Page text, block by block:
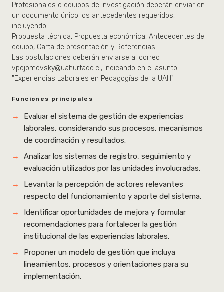
Profesionales o equipos de investigación deberán enviar en
un documento único los antecedentes requeridos,
incluyendo:
Propuesta técnica, Propuesta económica, Antecedentes del
equipo, Carta de presentación y Referencias.
Las postulaciones deberán enviarse al correo
vpojomovsky@uahurtado.cl, indicando en el asunto:
"Experiencias Laborales en Pedagogías de la UAH"
Funciones principales
Evaluar el sistema de gestión de experiencias
laborales, considerando sus procesos, mecanismos
de coordinación y resultados.
Analizar los sistemas de registro, seguimiento y
evaluación utilizados por las unidades involucradas.
Levantar la percepción de actores relevantes
respecto del funcionamiento y aporte del sistema.
Identificar oportunidades de mejora y formular
recomendaciones para fortalecer la gestión
institucional de las experiencias laborales.
Proponer un modelo de gestión que incluya
lineamientos, procesos y orientaciones para su
implementación.